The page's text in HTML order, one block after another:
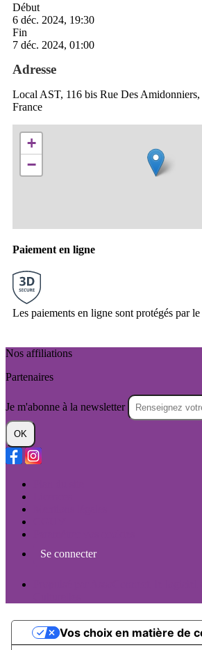
Début
6 déc. 2024, 19:30
Fin
7 déc. 2024, 01:00
Adresse
Local AST, 116 bis Rue Des
France
+
−
Paiement en ligne
Les paiements en ligne sont protégés par
Nos affiliations
Partenaires
Je m'abonne à la newsletter
OK
Se connecter
Vos choix en matière de